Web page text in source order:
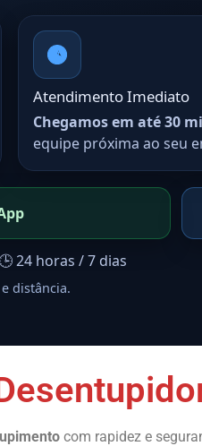
Atendimento Imediato
Chegamos em até 30
equipe próxima ao seu
🕒 24 horas / 7 dias
distância.
com rapidez e